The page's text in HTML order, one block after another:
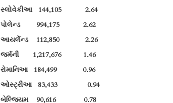
સ્લોવેકીઆ 144,105 2.64
પોલેન્ડ 994,175 2.62
આયર્લેન્ડ 112,850 2.26
જર્મની 1,217,676 1.46
રોમાનિઆ 184,499 0.96
ઓસ્ટ્રીઆ 83,433 0.94
બેલ્જિયમ 90,616 0.78